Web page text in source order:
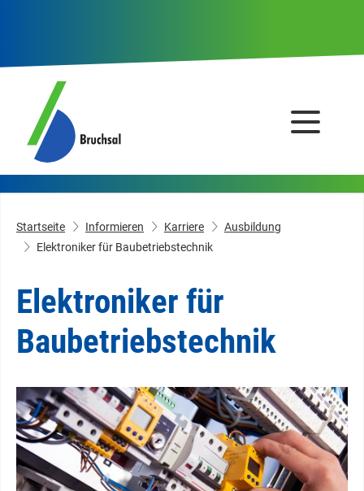
Startseite Informieren Karriere
Ausbildung
Elektroniker für Baubetriebstechnik
Elektroniker für
Baubetriebstechnik